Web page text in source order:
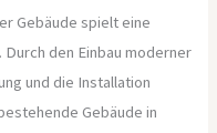
Gebäude spielt eine
den Einbau moderner
und die Installation
Gebäude in